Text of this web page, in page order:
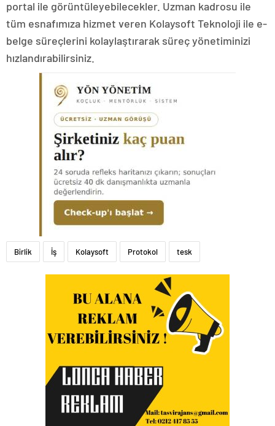
portal ile görüntüleyebilecekler. Uzman kadrosu ile
tüm esnafımıza hizmet veren Kolaysoft Teknoloji ile e-
belge süreçlerini kolaylaştırarak süreç yönetiminizi
hızlandırabilirsiniz.
Birlik İş Kolaysoft Protokol tesk